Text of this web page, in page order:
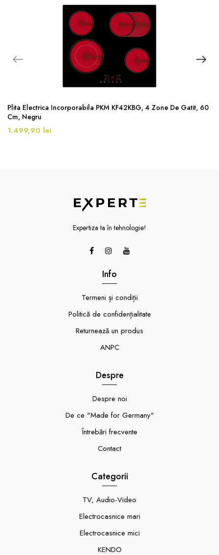
Plita Electrica Incorporabila PKM KF42KBG, 4 Zone De Gatit, 60
Cm, Negru
1.499,90 lei
Expertiza ta în tehnologie!
Info
Termeni și condiții
Politică de confidențialitate
Returnează un produs
ANPC
Despre
Despre noi
De ce "Made for Germany"
Întrebări frecvente
Contact
Categorii
TV, Audio-Video
Electrocasnice mari
Electrocasnice mici
KENDO